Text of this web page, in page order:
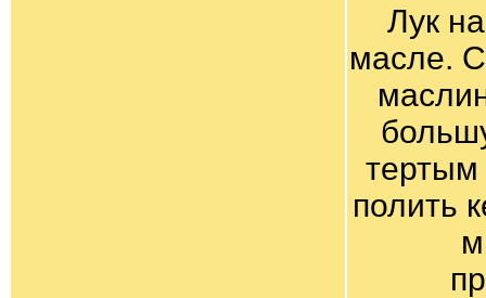
Лук
масле.
полить